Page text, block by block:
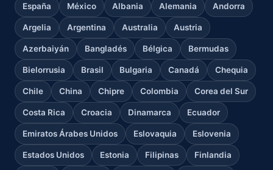
España México Albania Alemania Andorra
Argelia Argentina Australia Austria
Azerbaiyán Bangladés Bélgica Bermudas
Bielorrusia Brasil Bulgaria Canadá Chequia
Chile China Chipre Colombia Corea del Sur
Costa Rica Croacia Dinamarca Ecuador
Emiratos Árabes Unidos Eslovaquia Eslovenia
Estados Unidos Estonia Filipinas Finlandia